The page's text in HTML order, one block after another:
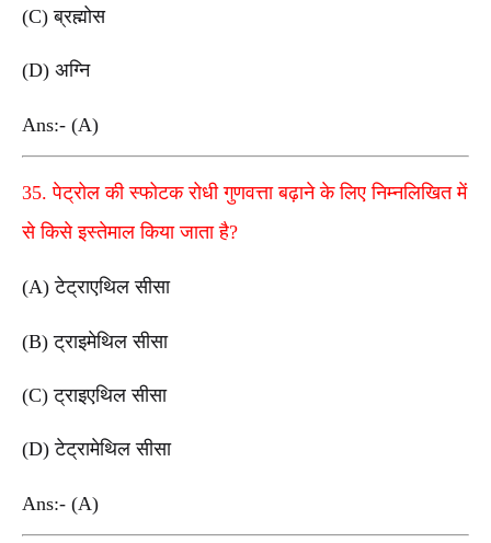
(C) ब्रह्मोस
(D) अग्नि
Ans:- (A)
35. पेट्रोल की स्फोटक रोधी गुणवत्ता बढ़ाने के लिए निम्नलिखित में
से किसे इस्तेमाल किया जाता है?
(A) टेट्राएथिल सीसा
(B) ट्राइमेथिल सीसा
(C) ट्राइएथिल सीसा
(D) टेट्रामेथिल सीसा
Ans:- (A)